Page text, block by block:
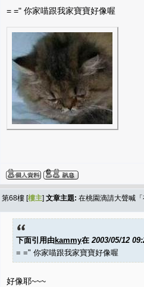
= =" 你家喵跟我家寶寶好像喔
第68樓 [樓主] 文章主題: 在桃園滴請大聲喊
下面引用由kammy在 2003/05/12
= =" 你家喵跟我家寶寶好像喔
好像耶~~~